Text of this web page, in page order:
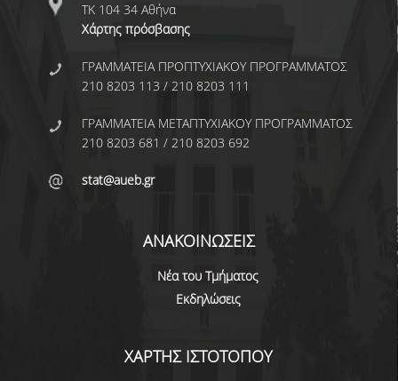
ΜΕΛΗ ΔΕΠ
ΕΡΓΑΣΤΗΡΙΑΚΟ ΔΙΔΑΚΤΙΚΟ ΠΡΟΣΩΠΙΚΟ
(Ε.ΔΙ.Π.)
ΕΙΔΙΚΟ ΤΕΧΝΙΚΟ ΕΡΓΑΣΤΗΡΙΑΚΟ ΠΡΟΣΩΠΙΚΟ
ΔΙΟΙΚΗΤΙΚΟ ΠΡΟΣΩΠΙΚΟ
ΕΠΙΤΙΜΟΙ ΔΙΔΑΚΤΟΡΕΣ
ΜΗΤΡΩΑ ΤΜΗΜΑΤΟΣ
ΠΡΟΚΗΡΥΞΕΙΣ ΑΠΟΚΤΗΣΗΣ ΑΚΑΔΗΜΑΪΚΗΣ
ΤΚ 104 34 Αθήνα
Χάρτης πρόσβασης
ΓΡΑΜΜΑΤΕΙΑ ΠΡΟΠΤΥΧΙΑΚΟΥ ΠΡΟΓΡΑΜΜΑΤΟΣ
210 8203 113 / 210 8203 111
ΓΡΑΜΜΑΤΕΙΑ ΜΕΤΑΠΤΥΧΙΑΚΟΥ ΠΡΟΓΡΑΜΜΑΤΟΣ
210 8203 681 / 210 8203 692
stat@aueb.gr
ΑΝΑΚΟΙΝΩΣΕΙΣ
Νέα του Τμήματος
Εκδηλώσεις
ΧΑΡΤΗΣ ΙΣΤΟΤΟΠΟΥ